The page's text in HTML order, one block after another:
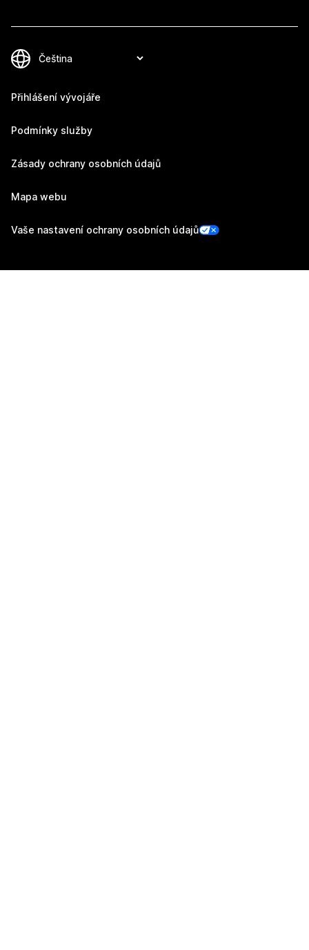
Přihlášení vývojáře
Podmínky služby
Zásady ochrany osobních údajů
Mapa webu
Vaše nastavení ochrany osobních údajů